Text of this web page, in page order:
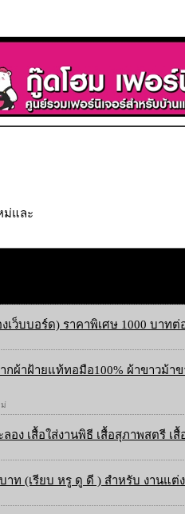
ม่และ
ว็บบอร์ด) ราคาพิเศษ 1000 บาทต่
ผ้าฝ้ายแท้ทอมือ100% ผ้าขาวม้าข
อง เสื้อใส่งานพิธี เสื้อสุภาพสตรี เ
าท (เรียบ หรู ดู ดี ) สำหรับ งานแต่